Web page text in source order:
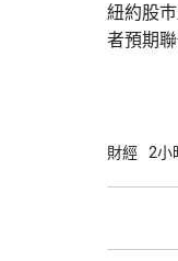
紐約股
者預期聯
上升47點。 總計整個星期，納
財經 2小